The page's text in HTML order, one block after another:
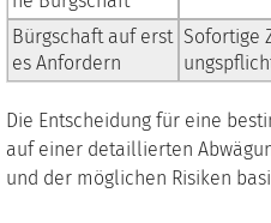
Bürgschaft auf erst
es Anfordern
Sofortige
Die Entscheidung für eine
auf einer detaillierten
und der möglichen Risiken